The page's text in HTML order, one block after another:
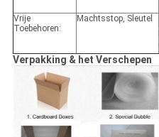
Vrije
Toebehoren:
Machtsstop, Sleutel
Verpakking & het Verschepen